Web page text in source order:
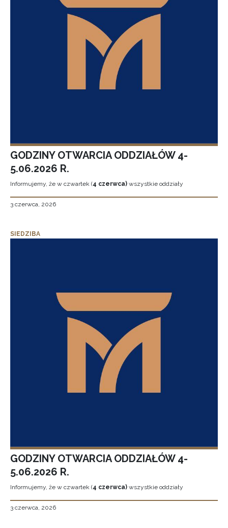
GODZINY OTWARCIA ODDZIAŁÓW 4-
5.06.2026 R.
Informujemy, że w czwartek (4 czerwca) wszystkie oddziały
3 czerwca, 2026
SIEDZIBA
GODZINY OTWARCIA ODDZIAŁÓW 4-
5.06.2026 R.
Informujemy, że w czwartek (4 czerwca) wszystkie oddziały
3 czerwca, 2026